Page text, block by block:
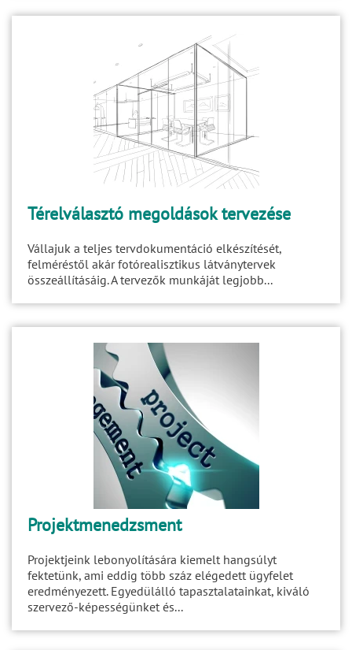
Térelválasztó megoldások tervezése
Vállajuk a teljes tervdokumentáció elkészítését,
felméréstől akár fotórealisztikus látványtervek
összeállításáig. A tervezők munkáját legjobb...
Projektmenedzsment
Projektjeink lebonyolítására kiemelt hangsúlyt
fektetünk, ami eddig több száz elégedett ügyfelet
eredményezett. Egyedülálló tapasztalatainkat, kiváló
szervező-képességünket és...